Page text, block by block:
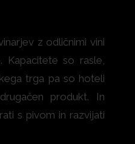
z odličnimi vini
Kapacitete so rasle,
trga pa so hoteli
produkt. In
s pivom in razvijati